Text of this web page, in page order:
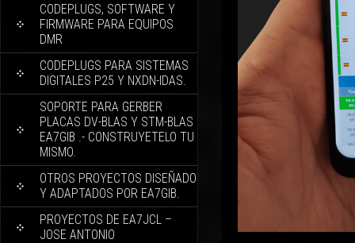
CODEPLUGS, SOFTWARE Y
FIRMWARE PARA EQUIPOS
DMR
CODEPLUGS PARA SISTEMAS
DIGITALES P25 Y NXDN-IDAS.
SOPORTE PARA GERBER
PLACAS DV-BLAS Y STM-BLAS
EA7GIB .- CONSTRUYETELO TU
MISMO.
OTROS PROYECTOS DISEÑADO
Y ADAPTADOS POR EA7GIB.
PROYECTOS DE EA7JCL –
JOSE ANTONIO